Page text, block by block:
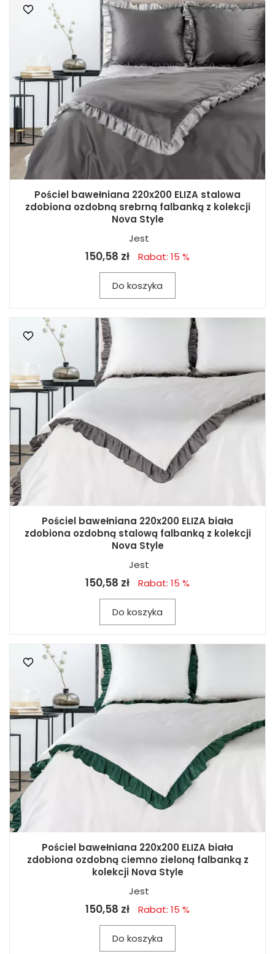
Pościel bawełniana 220x200 ELIZA stalowa
zdobiona ozdobną srebrną falbanką z kolekcji
Nova Style
Jest
150,58 zł Rabat: 15 %
Do koszyka
Pościel bawełniana 220x200 ELIZA biała
zdobiona ozdobną stalową falbanką z kolekcji
Nova Style
Jest
150,58 zł Rabat: 15 %
Do koszyka
Pościel bawełniana 220x200 ELIZA biała
zdobiona ozdobną ciemno zieloną falbanką z
kolekcji Nova Style
Jest
150,58 zł Rabat: 15 %
Do koszyka